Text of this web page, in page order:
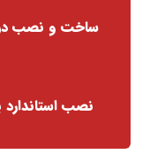
ساخت و نصب
نصب